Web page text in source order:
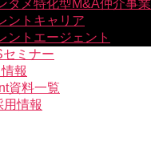
タメ特化型M&A仲介事業
ントキャリア
ントエージェント
セミナー
報
資料一覧
用情報